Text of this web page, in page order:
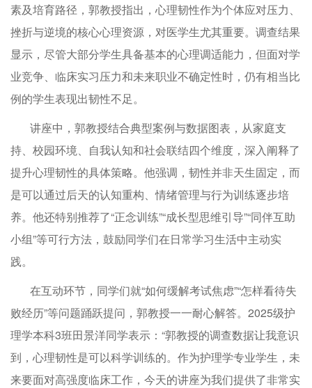
素及培育路径，郭教授指出，心理韧性作为个体应对压力、
挫折与逆境的核心心理资源，对医学生尤其重要。调查结果
显示，尽管大部分学生具备基本的心理调适能力，但面对学
业竞争、临床实习压力和未来职业不确定性时，仍有相当比
例的学生表现出韧性不足。
讲座中，郭教授结合典型案例与数据图表，从家庭支
持、校园环境、自我认知和社会联结四个维度，深入阐释了
提升心理韧性的具体策略。他强调，韧性并非天生固定，而
是可以通过后天的认知重构、情绪管理与行为训练逐步培
养。他还特别推荐了“正念训练”“成长型思维引导”“同伴互助
小组”等可行方法，鼓励同学们在日常学习生活中主动实
践。
在互动环节，同学们就“如何缓解考试焦虑”“怎样看待失
败经历”等问题踊跃提问，郭教授一一耐心解答。2025级护
理学本科3班田景洋同学表示：“郭教授的调查数据让我意识
到，心理韧性是可以科学训练的。作为护理学专业学生，未
来要面对高强度临床工作，今天的讲座为我们提供了非常实